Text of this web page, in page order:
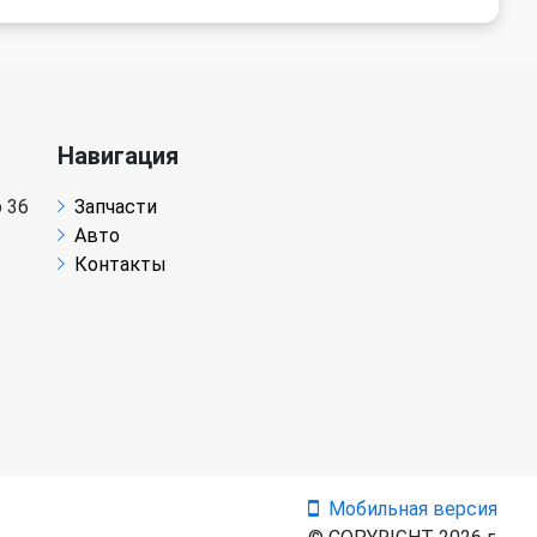
36
Навигация
Запчасти
Авто
Контакты
Мобильная версия